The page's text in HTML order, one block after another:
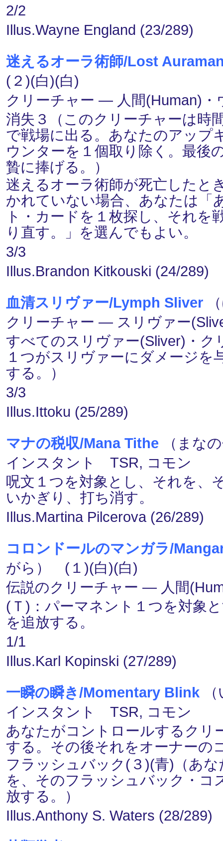
2/2
Illus.Wayne England (23/289)
迷えるオーラ術師/Lost
(２)(白)(白)
クリーチャー ― 人間(Human)
消失３（このクリーチャーは時
で戦場に出る。あなたのアップ
ウンターを１個取り除く。最後
贄に捧げる。）
迷えるオーラ術師が死亡したと
かれていない場合、あなたは「
ト・カードを１枚探し、それを
り直す。」を選んでもよい。
3/3
Illus.Brandon Kitkouski (24/289)
血清スリヴァー/Lymph Sliver
クリーチャー ― スリヴァー
すべてのスリヴァー(Sliver)・ク
１つがスリヴァーにダメージを
する。）
3/3
Illus.Ittoku (25/289)
マナの税収/Mana Tithe （まな
インスタント TSR, コモン
呪文１つを対象とし、それを、
いかぎり、打ち消す。
Illus.Martina Pilcerova (26/289)
コロンドールのマンガラ/
がら） (１)(白)(白)
伝説のクリーチャー ― 人間
(Ｔ)：パーマネント１つを対象
を追放する。
1/1
Illus.Karl Kopinski (27/289)
一瞬の瞬き/Momentary Blink
インスタント TSR, コモン
あなたがコントロールするクリ
する。その後それをオーナーの
フラッシュバック(３)(青)（あ
を、そのフラッシュバック・コ
放する。）
Illus.Anthony S. Waters (28/289)